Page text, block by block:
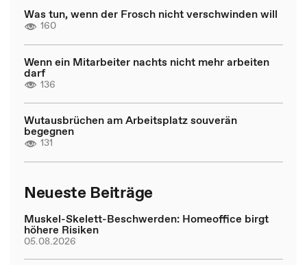
Was tun, wenn der Frosch nicht verschwinden will
160
Wenn ein Mitarbeiter nachts nicht mehr arbeiten
darf
136
Wutausbrüchen am Arbeitsplatz souverän
begegnen
131
Neueste Beiträge
Muskel-Skelett-Beschwerden: Homeoffice birgt
höhere Risiken
05.08.2026